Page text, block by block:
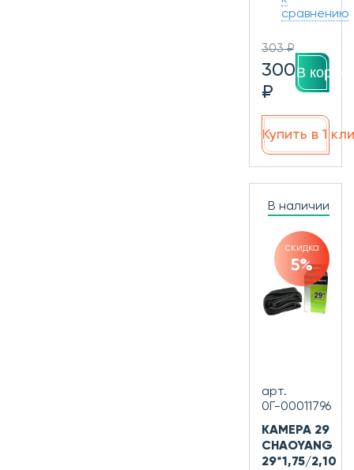
сравнению
303 ₽
300
₽
В
Купить в 1
В наличии
скидка
5%
арт.
0Г-00011796
КАМЕРА 29
CHAOYANG
29*1,75/2,10